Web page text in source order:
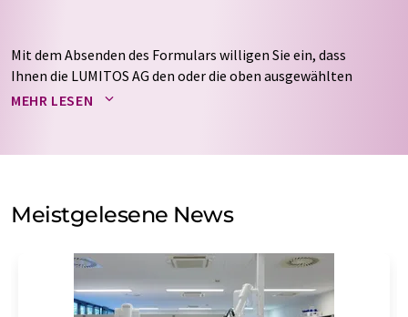
Mit dem Absenden des Formulars willigen Sie ein, dass
Ihnen die LUMITOS AG den oder die oben ausgewählten
Newsletter per E-Mail zusendet. Ihre Daten werden
auf Basis unsererDatenschutzerklärung. LUMITOS darf
Meinungsforschung per E-Mail kontaktieren. Ihre
Einwilligung können Sie jederzeit ohne Angabe von
Str. 2, 12489 Berlin oder per E-Mail unter
widerruf@lumitos.commit Wirkung für die Zukunft
widerrufen. Zudem ist in jeder E-Mail ein Link zur
MEHR LESEN
Meistgelesene News